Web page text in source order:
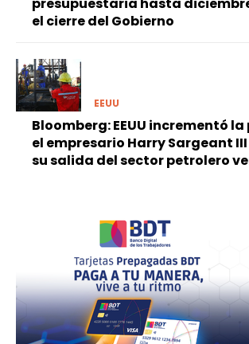
presupuestaria hasta
el cierre del Gobierno
EEUU
Bloomberg: EEUU incrementó
el empresario Harry Sargeant
su salida del sector petrolero